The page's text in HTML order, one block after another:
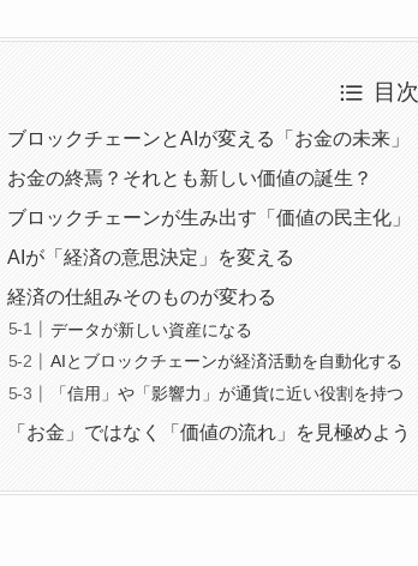
目次
ブロックチェーンとAIが変える「お金の未来」
お金の終焉？それとも新しい価値の誕生？
ブロックチェーンが生み出す「価値の民主化」
AIが「経済の意思決定」を変える
経済の仕組みそのものが変わる
データが新しい資産になる
AIとブロックチェーンが経済活動を自動化する
「信用」や「影響力」が通貨に近い役割を持つ
「お金」ではなく「価値の流れ」を見極めよう